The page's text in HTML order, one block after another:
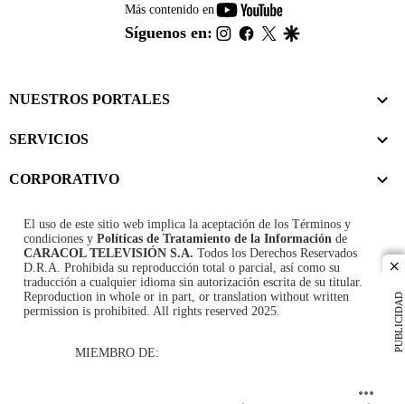
PUBLICIDAD
Más contenido en
youtube-
footer
Síguenos en: instagram
facebook
twitter
NUESTROS PORTALES
SERVICIOS
CORPORATIVO
El uso de este sitio web implica la aceptación de los Términos y
condiciones y Políticas de Tratamiento de la Información de
CARACOL TELEVISIÓN S.A. Todos los Derechos Reservados
D.R.A. Prohibida su reproducción total o parcial, así como su
traducción a cualquier idioma sin autorización escrita de su titular.
Reproduction in whole or in part, or translation without written
permission is prohibited. All rights reserved 2025.
MIEMBRO DE: